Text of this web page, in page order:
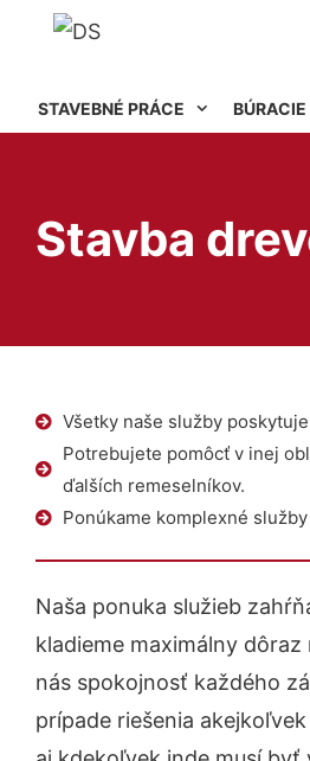
STAVEBNÉ PRÁCE BÚRACIE
Stavba
Všetky naše služby
Potrebujete pomôcť v inej
ďalších remeselníkov.
Ponúkame komplexné
Naša ponuka služieb
kladieme maximálny
nás spokojnosť každého
prípade riešenia